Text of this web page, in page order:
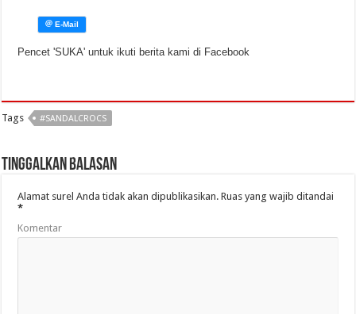
Pencet 'SUKA' untuk ikuti berita kami di Facebook
Tags #SANDALCROCS
Tinggalkan Balasan
Alamat surel Anda tidak akan dipublikasikan. Ruas yang wajib ditandai
*
Komentar